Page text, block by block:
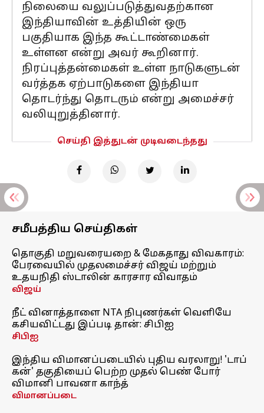
நிலையை வலுப்படுத்துவதற்கான
இந்தியாவின் உத்தியின் ஒரு
பகுதியாக இந்த கூட்டாண்மைகள்
உள்ளன என்று அவர் கூறினார்.
நிரப்புத்தன்மைகள் உள்ள நாடுகளுடன்
வர்த்தக ஏற்பாடுகளை இந்தியா
தொடர்ந்து தொடரும் என்று அமைச்சர்
வலியுறுத்தினார்.
செய்தி இத்துடன் முடிவடைந்தது
சமீபத்திய செய்திகள்
தொகுதி மறுவரையறை & மேகதாது விவகாரம்:
பேரவையில் முதலமைச்சர் விஜய் மற்றும்
உதயநிதி ஸ்டாலின் காரசார விவாதம்
விஜய்
நீட் வினாத்தாளை NTA நிபுணர்கள் வெளியே
கசியவிட்டது இப்படி தான்: சிபிஐ
சிபிஐ
இந்திய விமானப்படையில் புதிய வரலாறு! 'டாப்
கன்' தகுதியைப் பெற்ற முதல் பெண் போர்
விமானி பாவனா காந்த்
விமானப்படை